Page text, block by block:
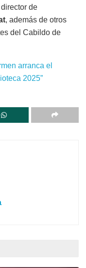
de
, además de otros
del Cabildo de
arranca el
2025”